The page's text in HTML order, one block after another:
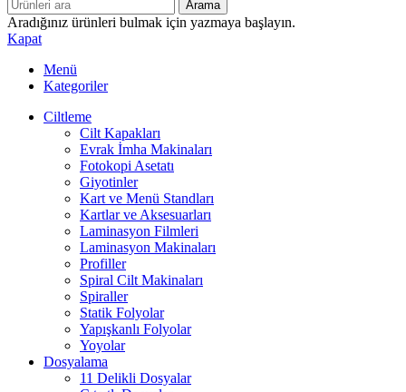
Arama
Aradığınız ürünleri bulmak için yazmaya başlayın.
Kapat
Menü
Kategoriler
Ciltleme
Cilt Kapakları
Evrak İmha Makinaları
Fotokopi Asetatı
Giyotinler
Kart ve Menü Standları
Kartlar ve Aksesuarları
Laminasyon Filmleri
Laminasyon Makinaları
Profiller
Spiral Cilt Makinaları
Spiraller
Statik Folyolar
Yapışkanlı Folyolar
Yoyolar
Dosyalama
11 Delikli Dosyalar